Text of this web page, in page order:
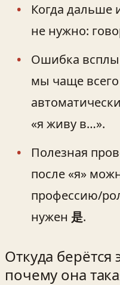
Когда дальше
не нужно:
Ошибка
мы чаще
«я живу в…».
Полезная
после «я»
профессию/
нужен 是.
Откуда
почему она